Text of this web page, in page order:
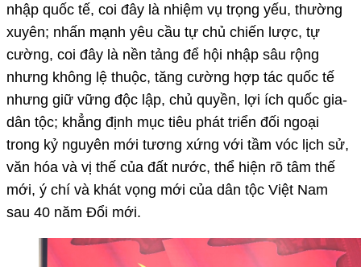
nhập quốc tế, coi đây là nhiệm vụ trọng yếu, thường
xuyên; nhấn mạnh yêu cầu tự chủ chiến lược, tự
cường, coi đây là nền tảng để hội nhập sâu rộng
nhưng không lệ thuộc, tăng cường hợp tác quốc tế
nhưng giữ vững độc lập, chủ quyền, lợi ích quốc gia-
dân tộc; khẳng định mục tiêu phát triển đối ngoại
trong kỷ nguyên mới tương xứng với tầm vóc lịch sử,
văn hóa và vị thế của đất nước, thể hiện rõ tâm thế
mới, ý chí và khát vọng mới của dân tộc Việt Nam
sau 40 năm Đổi mới.